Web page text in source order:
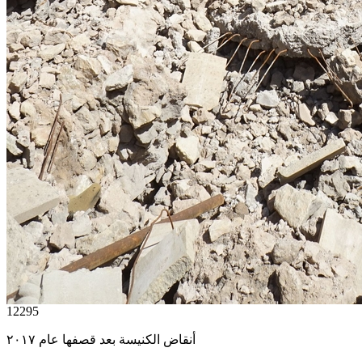
12295
أنقاض الكنيسة بعد قصفها عام ٢٠١٧